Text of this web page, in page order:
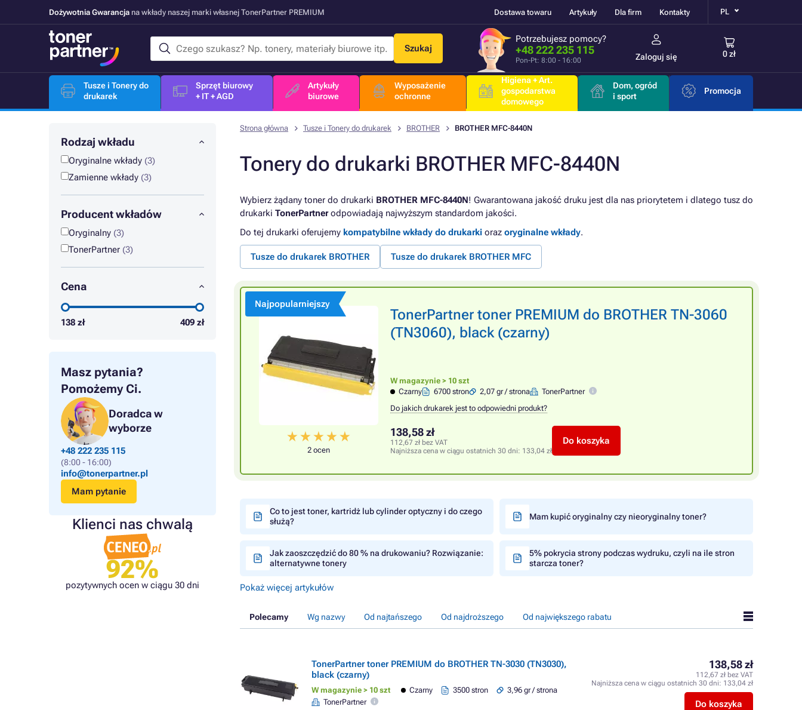
Dożywotnia Gwarancja na wkłady naszej marki własnej TonerPartner PREMIUM Dostawa towaru Artykuły Dla firm Kontakty PL
Szukaj
Potrzebujesz pomocy?
+48 222 235 115
Pon-Pt: 8:00 - 16:00 Zaloguj się 0 zł
Tusze i Tonery do
drukarek
Sprzęt biurowy
+ IT + AGD
Artykuły
biurowe
Wyposażenie
ochronne
Higiena + Art.
gospodarstwa
domowego
Dom, ogród
i sport
Promocja
Rodzaj wkładu
Oryginalne wkłady (3)
Zamienne wkłady (3)
Producent wkładów
Oryginalny (3)
TonerPartner (3)
Cena
138 zł 409 zł
Masz pytania?
Pomożemy Ci.
Doradca w
wyborze
+48 222 235 115
(8:00 - 16:00)
info@tonerpartner.pl
Mam pytanie
Klienci nas chwalą
92%
pozytywnych ocen w ciągu 30 dni
Strona główna Tusze i Tonery do drukarek BROTHER BROTHER MFC-8440N
Tonery do drukarki BROTHER MFC-8440N
Wybierz żądany toner do drukarki BROTHER MFC-8440N! Gwarantowana jakość druku jest dla nas priorytetem i dlatego tusz do
drukarki TonerPartnerodpowiadają najwyższym standardom jakości.
Do tej drukarki oferujemy kompatybilne wkłady do drukarki oraz oryginalne wkłady.
Tusze do drukarek BROTHER Tusze do drukarek BROTHER MFC
Najpopularniejszy
2 ocen
TonerPartner toner PREMIUM do BROTHER TN-3060
(TN3060), black (czarny)
W magazynie > 10 szt
Czarny
6700 stron 2,07 gr / strona
TonerPartner
Do jakich drukarek jest to odpowiedni produkt?
138,58 zł
112,67 zł bez VAT
Najniższa cena w ciągu ostatnich 30 dni: 133,04 zł
Do koszyka
Co to jest toner, kartridż lub cylinder optyczny i do czego
służą?
Mam kupić oryginalny czy nieoryginalny toner?
Jak zaoszczędzić do 80 % na drukowaniu? Rozwiązanie:
alternatywne tonery
5% pokrycia strony podczas wydruku, czyli na ile stron
starcza toner?
Pokaż więcej artykułów
Polecamy Wg nazwy Od najtańszego Od najdroższego Od największego rabatu
TonerPartner toner PREMIUM do BROTHER TN-3030 (TN3030),
black (czarny)
W magazynie > 10 szt Czarny 3500 stron
3,96 gr / strona
TonerPartner
138,58 zł
112,67 zł bez VAT
Najniższa cena w ciągu ostatnich 30 dni: 133,04 zł
Do koszyka